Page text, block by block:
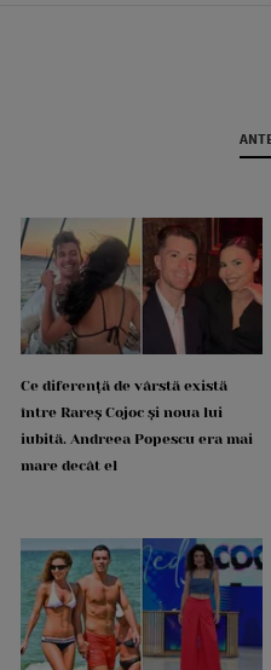
Ce diferență de vârstă există
între Rareș Cojoc și noua lui
iubită. Andreea Popescu era mai
mare decât el